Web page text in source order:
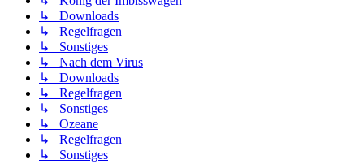
↳ Downloads
↳ Regelfragen
↳ Sonstiges
↳ Nach dem Virus
↳ Downloads
↳ Regelfragen
↳ Sonstiges
↳ Ozeane
↳ Regelfragen
↳ Sonstiges